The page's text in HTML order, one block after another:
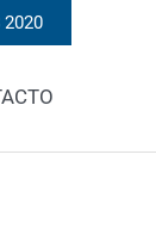
2020